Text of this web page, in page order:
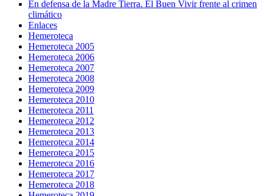
En defensa de la Madre Tierra. El Buen Vivir frente al crimen
climático
Enlaces
Hemeroteca
Hemeroteca 2005
Hemeroteca 2006
Hemeroteca 2007
Hemeroteca 2008
Hemeroteca 2009
Hemeroteca 2010
Hemeroteca 2011
Hemeroteca 2012
Hemeroteca 2013
Hemeroteca 2014
Hemeroteca 2015
Hemeroteca 2016
Hemeroteca 2017
Hemeroteca 2018